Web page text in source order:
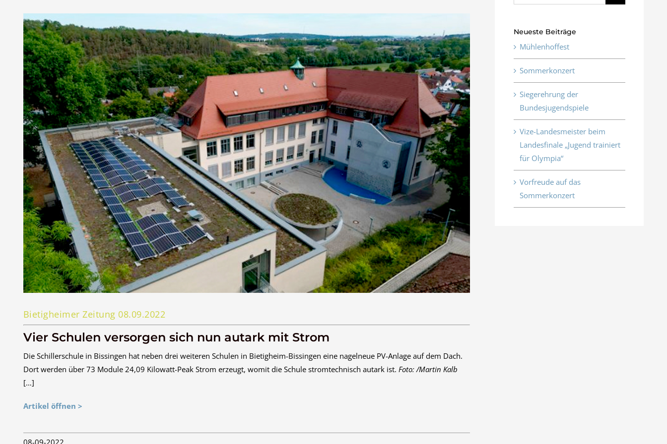
Zeige
grösseres
Bild
Bietigheimer Zeitung 08.09.2022
Vier Schulen versorgen sich nun autark mit Strom
Die Schillerschule in Bissingen hat neben drei weiteren Schulen in Bietigheim-Bissingen eine nagelneue PV-Anlage auf dem Dach.
Dort werden über 73 Module 24,09 Kilowatt-Peak Strom erzeugt, womit die Schule stromtechnisch autark ist. Foto: /Martin Kalb
[…]
Artikel öffnen >
nach:
Neueste Beiträge
Mühlenhoffest
Sommerkonzert
Siegerehrung der
Bundesjugendspiele
Vize-Landesmeister beim
Landesfinale „Jugend trainiert
für Olympia“
Vorfreude auf das
Sommerkonzert